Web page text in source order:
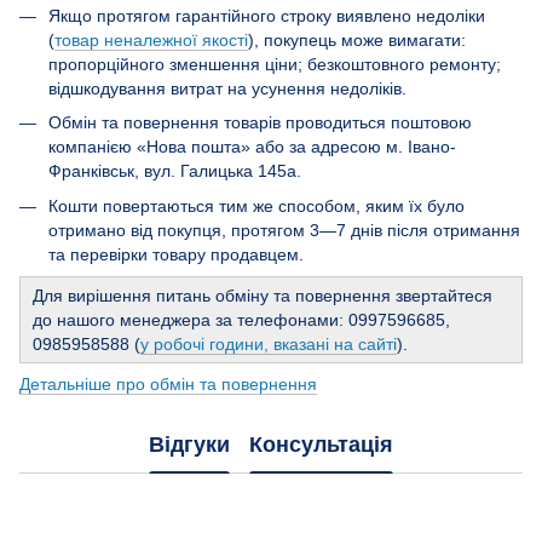
Якщо протягом гарантійного строку виявлено недоліки
(товар неналежної якості), покупець може вимагати:
пропорційного зменшення ціни; безкоштовного ремонту;
відшкодування витрат на усунення недоліків.
Обмін та повернення товарів проводиться поштовою
компанією «Нова пошта» або за адресою м. Івано-
Франківськ, вул. Галицька 145а.
Кошти повертаються тим же способом, яким їх було
отримано від покупця, протягом 3—7 днів після отримання
та перевірки товару продавцем.
Для вирішення питань обміну та повернення звертайтеся
до нашого менеджера за телефонами: 0997596685,
0985958588 (у робочі години, вказані на сайті).
Детальніше про обмін та повернення
Відгуки Консультація